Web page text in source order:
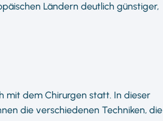
Ländern deutlich günstiger,
mit dem Chirurgen statt. In dieser
die verschiedenen Techniken, die